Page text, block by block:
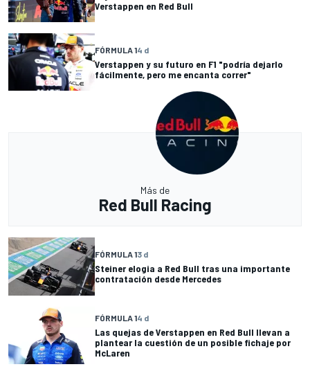
Verstappen en Red Bull
FÓRMULA 14 d
Verstappen y su futuro en F1 "podría dejarlo
fácilmente, pero me encanta correr"
Más de
Red Bull Racing
FÓRMULA 13 d
Steiner elogia a Red Bull tras una importante
contratación desde Mercedes
FÓRMULA 14 d
Las quejas de Verstappen en Red Bull llevan a
plantear la cuestión de un posible fichaje por
McLaren